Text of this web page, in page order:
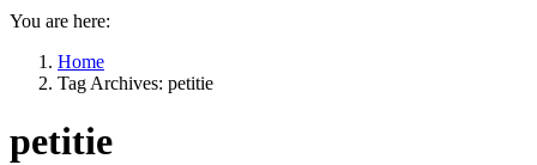
You are here:
Home
Tag Archives: petitie
petitie